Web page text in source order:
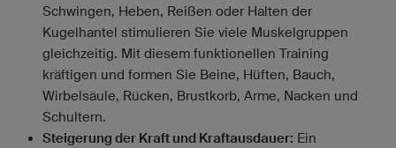
Schwingen, Heben, Reißen oder Halten der
Kugelhantel stimulieren Sie viele Muskelgruppen
gleichzeitig. Mit diesem funktionellen Training
kräftigen und formen Sie Beine, Hüften, Bauch,
Wirbelsäule, Rücken, Brustkorb, Arme, Nacken und
Schultern.
Steigerung der Kraft und Kraftausdauer: Ein